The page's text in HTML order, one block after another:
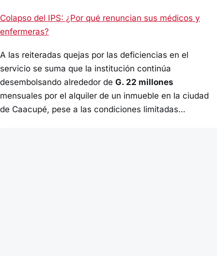
Colapso del IPS: ¿Por qué renuncian sus médicos y
enfermeras?
A las reiteradas quejas por las deficiencias en el
servicio se suma que la institución continúa
desembolsando alrededor de G. 22 millones
mensuales por el alquiler de un inmueble en la ciudad
de Caacupé, pese a las condiciones limitadas…